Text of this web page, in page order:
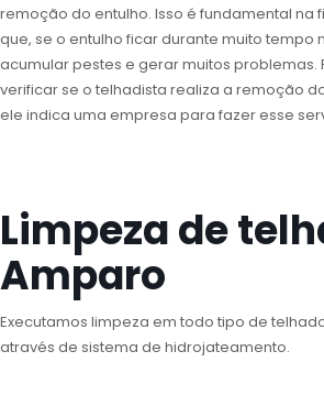
remoção do entulho. Isso é fundamental na
que, se o entulho ficar durante muito tempo
acumular pestes e gerar muitos problemas.
verificar se o telhadista realiza a remoção
ele indica uma empresa para fazer esse
Limpeza de
Amparo
Executamos limpeza em todo tipo de
através de sistema de hidrojateamento.